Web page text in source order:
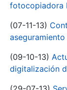
fotocopiadora
(07-11-13)
aseguramiento
(09-10-13)
digitalización